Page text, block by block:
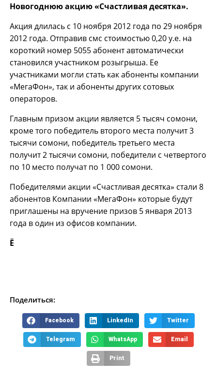
Новогоднюю акцию «Счастливая десятка».
Акция длилась с 10 ноября 2012 года по 29 ноября
2012 года. Отправив смс стоимостью 0,20 у.е. на
короткий номер 5055 абонент автоматически
становился участником розыгрыша. Ее
участниками могли стать как абоненты компании
«МегаФон», так и абоненты других сотовых
операторов.
Главным призом акции является 5 тысяч сомони,
кроме того победитель второго места получит 3
тысячи сомони, победитель третьего места
получит 2 тысячи сомони, победители с четвертого
по 10 место получат по 1 000 сомони.
Победителями акции «Счастливая десятка» стали 8
абонентов Компании «МегаФон» которые будут
приглашены на вручение призов 5 января 2013
года в один из офисов компании.
Ё
Поделиться:
Facebook LinkedIn Twitter
Telegram WhatsApp Email
Print